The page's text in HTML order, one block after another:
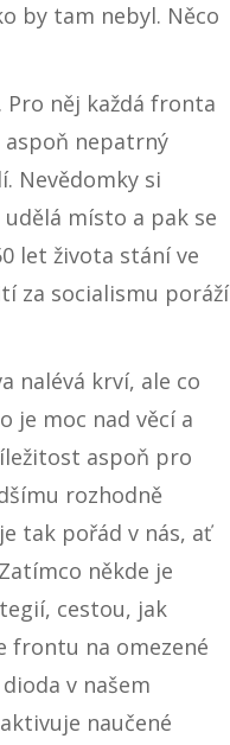
by tam nebyl. Něco
něj každá fronta
aspoň nepatrný
Nevědomky si
místo a pak se
let života stání ve
za socialismu poráží
nalévá krví, ale co
je moc nad věcí a
aspoň pro
rozhodně
tak pořád v nás, ať
někde je
cestou, jak
frontu na omezené
v našem
naučené